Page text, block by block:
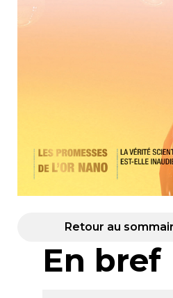
Retour au
En bref